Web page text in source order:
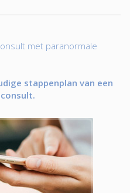
met paranormale
stappenplan van een